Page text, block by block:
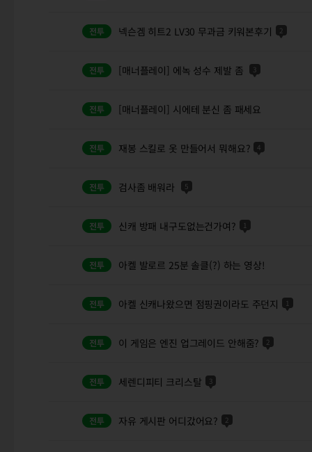
넥슨겜 히트2 LV30 무과금 키워본후기 2
[매너플레이] 에녹 성수 제발 좀 3
[매너플레이] 시에테 분신 좀 패세요
재봉 스킬로 옷 만들어서 뭐해요? 4
검사좀 배워라 5
신캐 방패 내구도없는건가여? 1
아켈 발로르 25분 솔클(?) 하는 영상!
아켈 신캐나왔으면 점핑권이라도 주던지 1
이 게임은 엔진 업그레이드 안해줌? 2
세렌디피티 크리스탈 3
자유 게시판 어디갔어요? 2